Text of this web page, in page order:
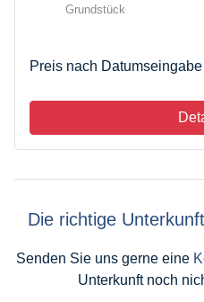
Grundstück
Preis nach Datumseingabe
Die richtige
Senden Sie uns gerne eine
Unterkunft noch